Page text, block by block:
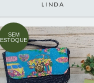
LINDA
SEM
ESTOQUE